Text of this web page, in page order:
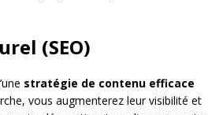
(SEO)
stratégie de contenu efficace
vous augmenterez leur visibilité et